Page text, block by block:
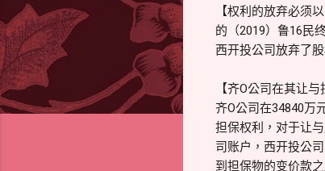
【权利的放弃必须
的（2019）鲁16民
西开投公司放弃了
【齐O公司在其让
齐O公司在34840万
担保权利，对于让
司账户，西开投公
到担保物的变价款